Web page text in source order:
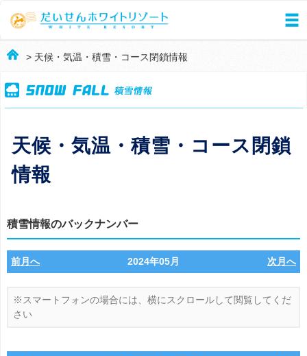
> 天候・気温・積雪・コース閉鎖情報
天候・気温・積雪・コース閉鎖
情報
積雪情報のバックナンバー
前月へ 2024年05月 次月へ